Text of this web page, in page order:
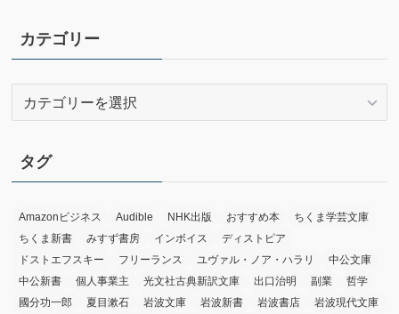
イ
ブ
カテゴリー
リ
ー
タグ
Amazonビジネス Audible NHK出版 おすすめ本
ちくま学芸文庫
ちくま新書
みすず書房 インボイス
ディストピア
ドストエフスキー
フリーランス ユヴァル・ノア・ハラリ
中公文庫
中公新書
個人事業主 光文社古典新訳文庫 出口治明 副業
哲学
國分功一郎
夏目漱石 岩波文庫 岩波新書 岩波書店 岩波現代文庫